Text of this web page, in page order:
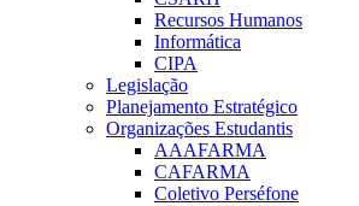
Recursos Humanos
Informática
CIPA
Legislação
Planejamento Estratégico
Organizações Estudantis
AAAFARMA
CAFARMA
Coletivo Perséfone